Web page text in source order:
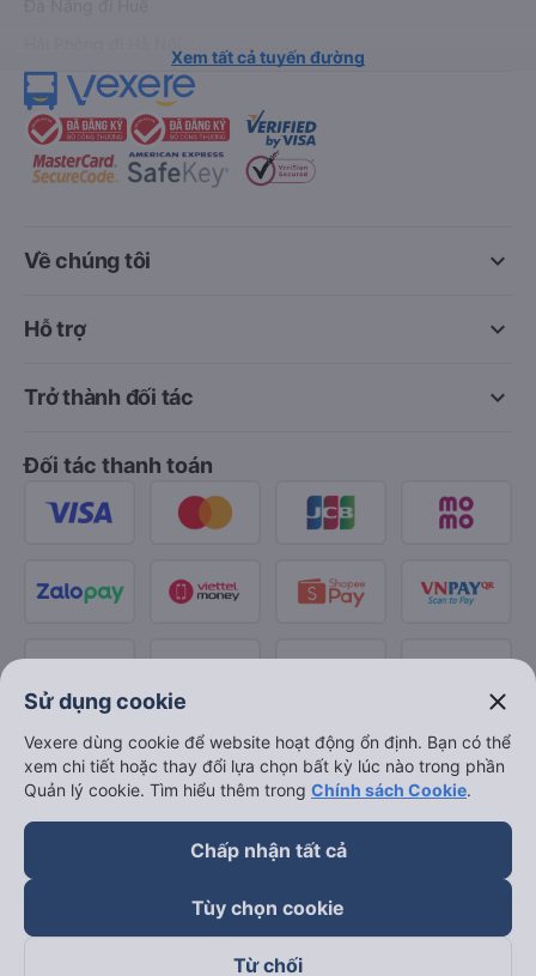
Xem tất cả tuyến đường
keyboard_arrow_down
Về chúng tôi
keyboard_arrow_down
Hỗ trợ
keyboard_arrow_down
Trở thành đối tác
Đối tác thanh toán
Sử dụng cookie close
Vexere dùng cookie để website hoạt động ổn định. Bạn có thể
xem chi tiết hoặc thay đổi lựa chọn bất kỳ lúc nào trong phần
Quản lý cookie. Tìm hiểu thêm trong Chính sách Cookie.
Chấp nhận tất cả
Tùy chọn cookie
Từ chối